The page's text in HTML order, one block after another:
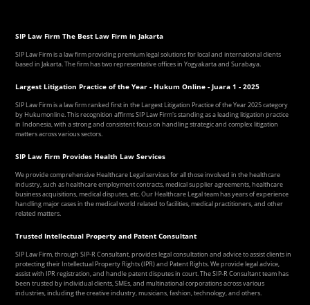
SIP Law Firm The Best Law Firm in Jakarta
SIP Law Firm is a law firm providing premium legal solutions for local and international clients
based in Jakarta. The firm has two representative offices in Yogyakarta and Surabaya.
Largest Litigation Practice of the Year - Hukum Online - Juara 1 - 2025
SIP Law Firm is a law firm ranked first in the Largest Litigation Practice of the Year 2025 category
by Hukumonline. This recognition affirms SIP Law Firm's standing as a leading litigation practice
in Indonesia, with a strong and consistent focus on handling strategic and complex litigation
matters across various sectors.
SIP Law Firm Provides Health Law Services
We provide comprehensive Healthcare Legal services for all those involved in the healthcare
industry, such as healthcare employment contracts, medical supplier agreements, healthcare
business acquisitions, medical disputes, etc. Our Healthcare Legal team has years of experience
handling major cases in the medical world related to facilities, medical practitioners, and other
related matters.
Trusted Intellectual Property and Patent Consultant
SIP Law Firm, through SIP-R Consultant, provides legal consultation and advice to assist clients in
protecting their Intellectual Property Rights (IPR) and Patent Rights. We provide legal advice,
assist with IPR registration, and handle patent disputes in court. The SIP-R Consultant team has
been trusted by individual clients, SMEs, and multinational corporations across various
industries, including the creative industry, musicians, fashion, technology, and others.